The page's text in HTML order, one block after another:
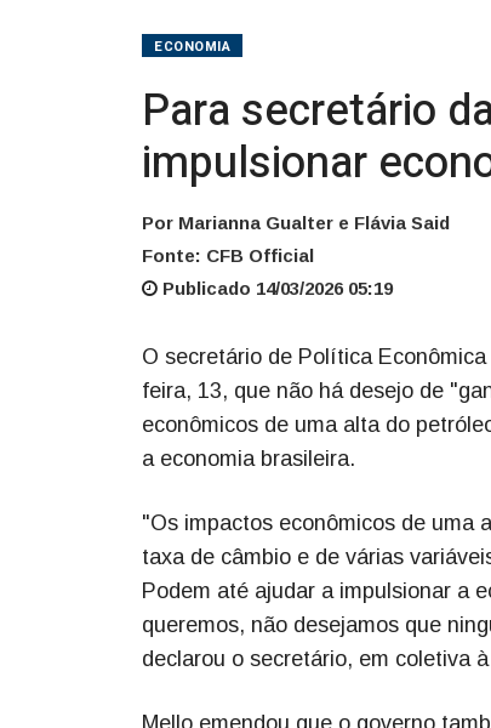
ECONOMIA
Para secretário
impulsionar
Por Marianna Gualter e Flávia Said
Fonte: CFB Official
Publicado 14/03/2026 05:19
O secretário de Política
feira, 13, que não há desejo de
econômicos de uma alta do
a economia brasileira.
"Os impactos econômicos de uma
taxa de câmbio e de várias
Podem até ajudar a impulsionar a
queremos, não desejamos que
declarou o secretário, em coletiva
Mello emendou que o governo